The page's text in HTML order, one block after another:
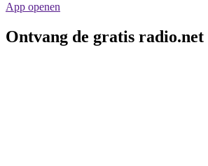
App openen
Ontvang de gratis radio.net